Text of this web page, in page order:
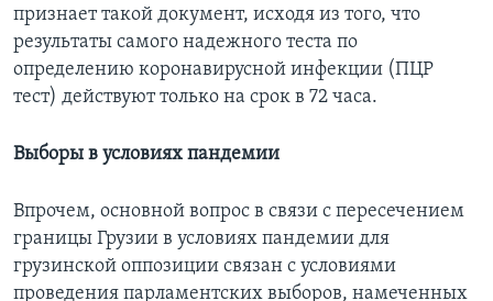
признает такой документ, исходя из того, что
результаты самого надежного теста по
определению коронавирусной инфекции (ПЦР
тест) действуют только на срок в 72 часа.
Выборы в условиях пандемии
Впрочем, основной вопрос в связи с пересечением
границы Грузии в условиях пандемии для
грузинской оппозиции связан с условиями
проведения парламентских выборов, намеченных